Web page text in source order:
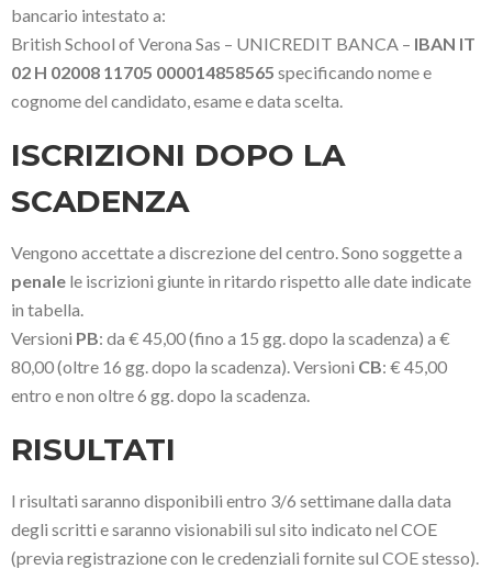
bancario intestato a:
British School of Verona Sas – UNICREDIT BANCA – IBAN IT
02 H 02008 11705 000014858565 specificando nome e
cognome del candidato, esame e data scelta.
ISCRIZIONI DOPO LA
SCADENZA
Vengono accettate a discrezione del centro. Sono soggette a
penale le iscrizioni giunte in ritardo rispetto alle date indicate
in tabella.
Versioni PB: da € 45,00 (fino a 15 gg. dopo la scadenza) a €
80,00 (oltre 16 gg. dopo la scadenza). Versioni CB: € 45,00
entro e non oltre 6 gg. dopo la scadenza.
RISULTATI
I risultati saranno disponibili entro 3/6 settimane dalla data
degli scritti e saranno visionabili sul sito indicato nel COE
(previa registrazione con le credenziali fornite sul COE stesso).